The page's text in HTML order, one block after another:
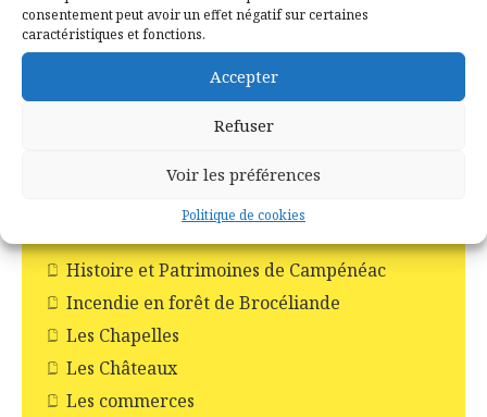
consentement peut avoir un effet négatif sur certaines
caractéristiques et fonctions.
Accepter
Refuser
Voir les préférences
Politique de cookies
Néant-sur-Yvel
Ploërmel
Saint-Abraham
Saint-Malo-de-Beignon
Histoire et Patrimoines de Campénéac
Incendie en forêt de Brocéliande
Les Chapelles
Les Châteaux
Les commerces